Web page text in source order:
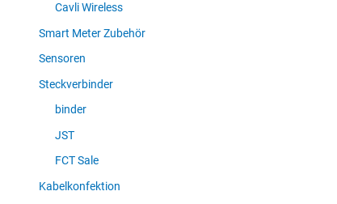
Cavli Wireless
Smart Meter Zubehör
Sensoren
Steckverbinder
binder
JST
FCT Sale
Kabelkonfektion